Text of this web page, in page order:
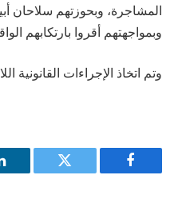
المشاجرة، وبحوزتهم سلاحان
وبمواجهتهم أقروا بارتكابهم
وتم اتخاذ الإجراءات القانونية
فيسبوك تويتر